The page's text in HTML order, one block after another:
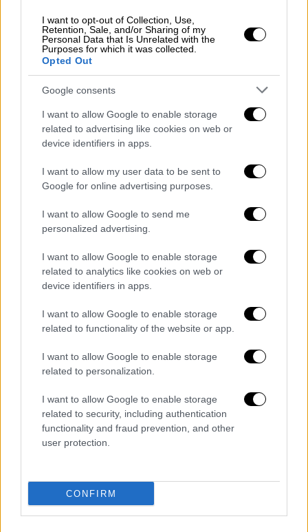
I want to opt-out of Collection, Use,
Retention, Sale, and/or Sharing of my
Personal Data that Is Unrelated with the
Purposes for which it was collected.
Opted Out
Google consents
I want to allow Google to enable storage
related to advertising like cookies on web or
device identifiers in apps.
I want to allow my user data to be sent to
Google for online advertising purposes.
I want to allow Google to send me
personalized advertising.
I want to allow Google to enable storage
related to analytics like cookies on web or
device identifiers in apps.
I want to allow Google to enable storage
related to functionality of the website or app.
I want to allow Google to enable storage
related to personalization.
I want to allow Google to enable storage
related to security, including authentication
functionality and fraud prevention, and other
user protection.
CONFIRM
Οι Αρχές πήγαν στην οικεία έπειτα
από καταγγελία
Ειδικότερα, ύστερα από σχετική καταγγελία
που έγινε από πολίτη στην Αστυνομία,
άντρες της Ομάδας ΔΙ.ΑΣ. μετέβησαν στο
σπίτι της οικογένειας επί της οδού
Κηπουπόλεως στο Περιστέρι, χθες το βράδυ
(12/5) και διαπίστωσαν καιοι ίδιοι πως τα
ετών, ζούσαν μέσα στις ακαθαρσίες και σε
ένα ρυπαρό και επικίνδυνο για την υγεία
τους περιβάλλον.
Οι αστυνομικοί συνέλαβαν τουςημεδαπούς
ενώ τα παιδιά μεταφέρθηκαν στο
Νοσοκομείο Παίδων Αγλαΐα Κυριακού για
προστατευτική φύλαξη, αφού ενημερώθηκαν
και οι κοινωνικές υπηρεσίες.
Τα σχολιά σας δημοσιεύονται άμεσα με δική σας ευθύνη. Το
ΕΘΝΟΣ θα παρεμβαίνει και τα προσβλητικά σχόλια θα
διαγράφονται